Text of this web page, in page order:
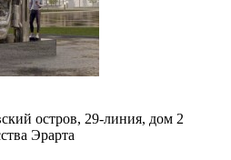
остров, 29-линия, дом 2
Эрарта